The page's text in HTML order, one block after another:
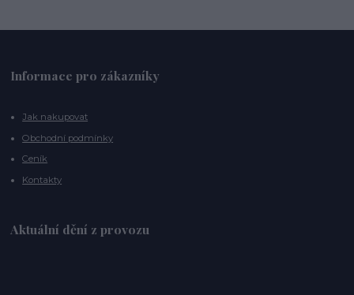
Informace pro zákazníky
Jak nakupovat
Obchodní podmínky
Ceník
Kontakty
Aktuální dění z provozu